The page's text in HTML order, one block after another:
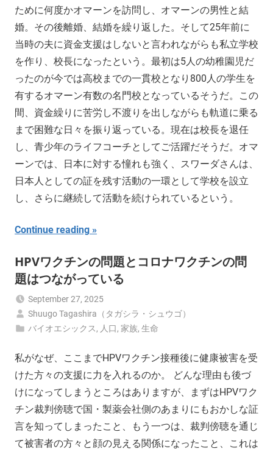
ために何度かオマーンを訪問し、オマーンの男性と結
婚。その後離婚、結婚を繰り返した。そして25年前に
当時の夫に資金支援はしないと言われながらも私立学校
を作り、校長になったという。最初は5人の幼稚園児だ
ったのが今では高校までの一貫校となり800人の学生を
有するオマーン有数の名門校となっているそうだ。この
間、資金繰りに苦労し不渡りを出しながらも軌道に乗る
まで困難な日々を振り返っている。現在は校長を退任
し、青少年のライフコーチとしてご活躍だそうだ。オマ
ーンでは、日本に対する憧れも強く、スワーダさんは、
日本人としての証を残す活動の一環として学校を設立
し、さらに継続して活動を続けられているという。
Continue reading
HPVワクチンの問題とコロナワクチンの問
題はつながっている
September 27, 2025
Shuugo Tagashira（タガシラ・シュウゴ）
バイオエシックス, 人口,家族,生命
私がなぜ、ここまでHPVワクチン接種後に健康被害を受
けた方々の支援に力を入れるのか。 どんな理由も後づ
けになってしまうところはありますが、まずはHPVワク
チン裁判傍聴で国・製薬会社側のあまりにもおかしな証
言を知ってしまったこと、もう一つは、裁判傍聴を通じ
て被害者の方々と顔の見える関係になったこと、これは